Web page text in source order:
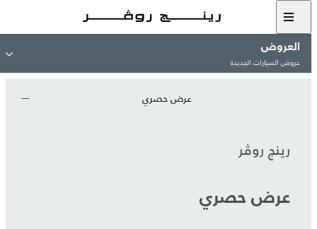
العروض
عروض السيارات الجديدة
عرض حصري
رينج روڤر
عرض حصري